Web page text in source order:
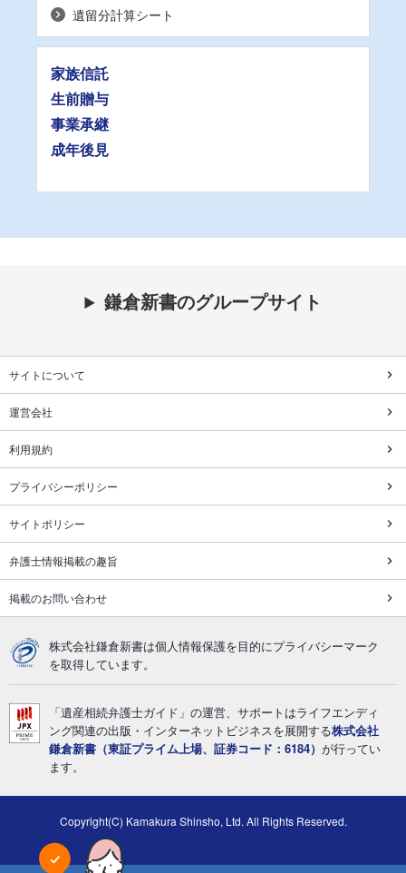
遺留分計算シート
家族信託
生前贈与
事業承継
成年後見
鎌倉新書のグループサイト
サイトについて
運営会社
利用規約
プライバシーポリシー
サイトポリシー
弁護士情報掲載の趣旨
掲載のお問い合わせ
株式会社鎌倉新書は個人情報保護を目的にプライバシーマーク
を取得しています。
「遺産相続弁護士ガイド」の運営、サポートはライフエンディ
ング関連の出版・インターネットビジネスを展開する株式会社
鎌倉新書（東証プライム上場、証券コード：6184） が行ってい
ます。
Copyright(C) Kamakura Shinsho, Ltd. All Rights Reserved.